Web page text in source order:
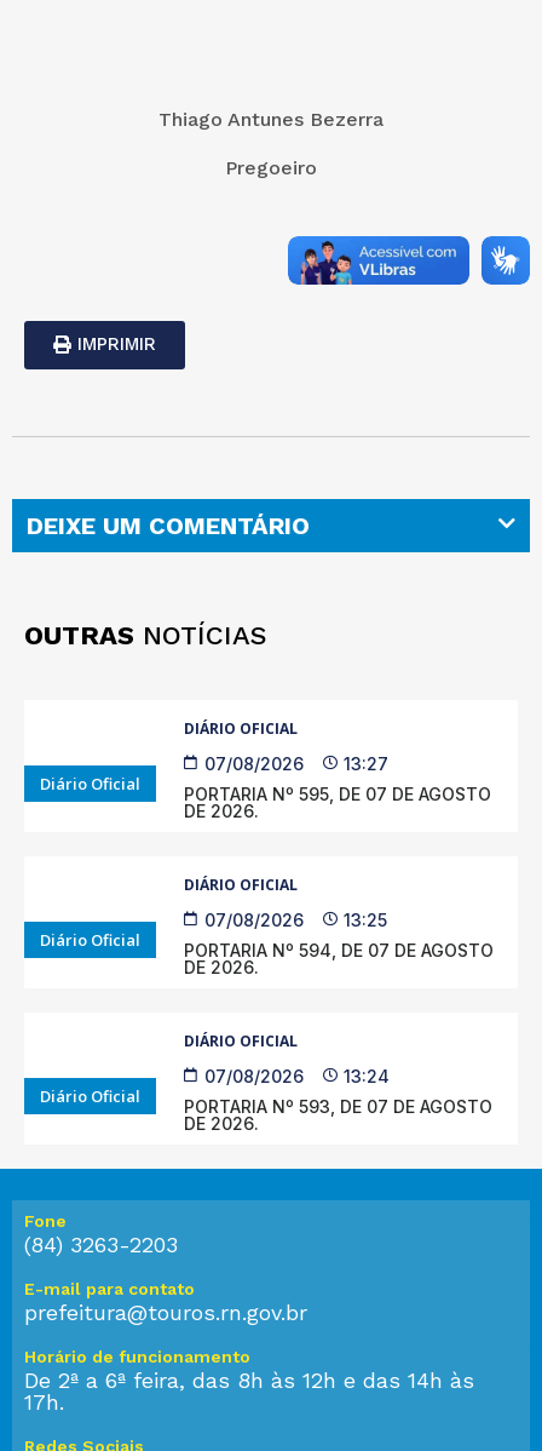
Thiago Antunes Bezerra
Pregoeiro
IMPRIMIR
DEIXE UM COMENTÁRIO
OUTRAS NOTÍCIAS
Diário Oficial
DIÁRIO OFICIAL
07/08/2026
13:27
PORTARIA Nº 595, DE 07 DE AGOSTO
DE 2026.
Diário Oficial
DIÁRIO OFICIAL
07/08/2026
13:25
PORTARIA Nº 594, DE 07 DE AGOSTO
DE 2026.
Diário Oficial
DIÁRIO OFICIAL
07/08/2026
13:24
PORTARIA Nº 593, DE 07 DE AGOSTO
DE 2026.
Fone
(84) 3263-2203
E-mail para contato
prefeitura@touros.rn.gov.br
Horário de funcionamento
De 2ª a 6ª feira, das 8h às 12h e das 14h às
17h.
Redes Sociais